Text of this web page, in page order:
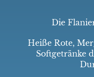
Die
Heiße Rote,
Softgetränke